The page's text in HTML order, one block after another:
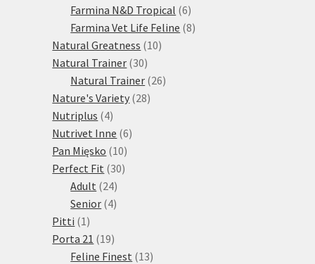
produktů
Farmina N&D Tropical 66
produktů
Farmina Vet Life Feline 88
Natural Greatness 1010
Natural Trainer 3030
produktů
Natural Trainer 2626
Nature's Variety 2828
Nutriplus 44
produkty
Nutrivet Inne 66
Pan Mięsko 1010
produktů
Perfect Fit 3030
Adult 2424
produktů
Senior 44
Pitti 1 1
produkt
Porta 21 1919
produktů
Feline Finest 1313